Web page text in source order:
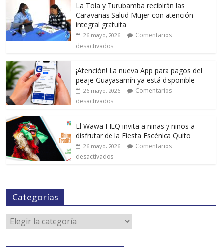
La Tola y Turubamba recibirán las
Caravanas Salud Mujer con atención
integral gratuita
26 mayo, 2026
Comentarios
desactivados
¡Atención! La nueva App para pagos del
peaje Guayasamín ya está disponible
26 mayo, 2026
Comentarios
desactivados
El Wawa FIEQ invita a niñas y niños a
disfrutar de la Fiesta Escénica Quito
26 mayo, 2026
Comentarios
desactivados
Categorías